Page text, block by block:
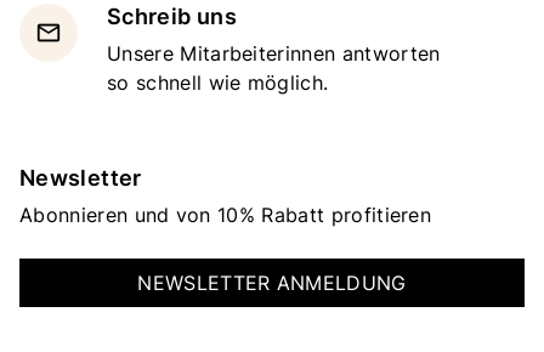
email
Schreib uns
Unsere Mitarbeiterinnen antworten
so schnell wie möglich.
Newsletter
Abonnieren und von 10% Rabatt profitieren
NEWSLETTER ANMELDUNG